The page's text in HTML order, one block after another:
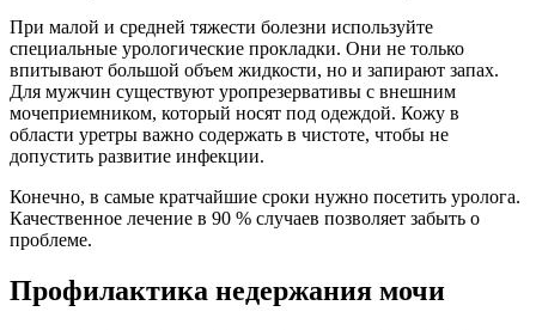
При малой и средней тяжести болезни используйте
специальные урологические прокладки. Они не только
впитывают большой объем жидкости, но и запирают запах.
Для мужчин существуют уропрезервативы с внешним
мочеприемником, который носят под одеждой. Кожу в
области уретры важно содержать в чистоте, чтобы не
допустить развитие инфекции.
Конечно, в самые кратчайшие сроки нужно посетить уролога.
Качественное лечение в 90 % случаев позволяет забыть о
проблеме.
Профилактика недержания мочи